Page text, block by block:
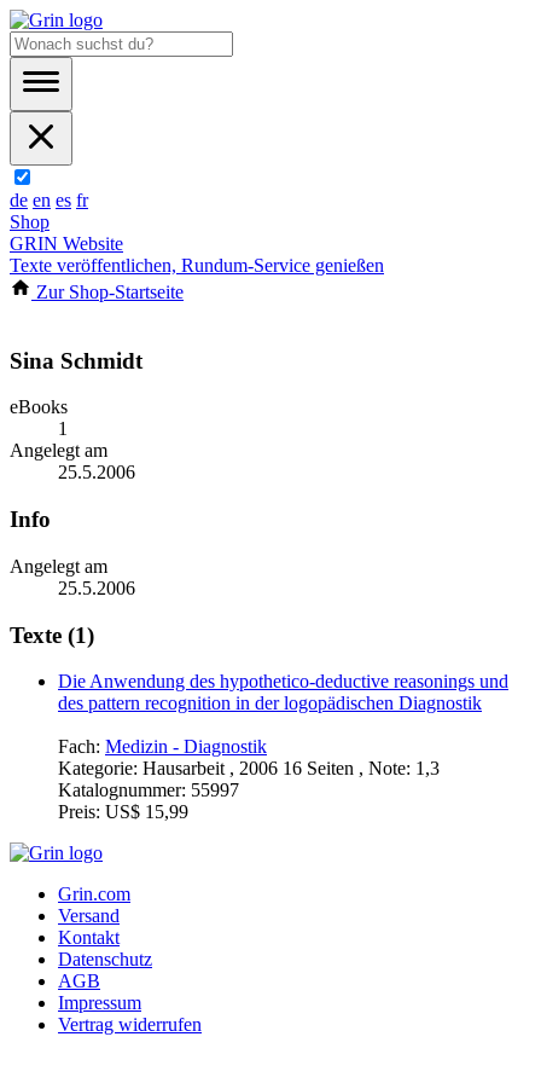
de en es fr
Shop
GRIN Website
Texte veröffentlichen, Rundum-Service genießen
Zur Shop-Startseite
Sina Schmidt
eBooks
1
Angelegt am
25.5.2006
Info
Angelegt am
25.5.2006
Texte (1)
Die Anwendung des hypothetico-deductive reasonings und
des pattern recognition in der logopädischen Diagnostik
Fach:Medizin - Diagnostik
Kategorie: Hausarbeit , 2006 16 Seiten , Note: 1,3
Preis:
Grin.com
Versand
Kontakt
Datenschutz
AGB